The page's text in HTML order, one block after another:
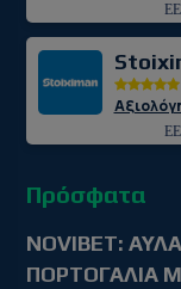
Πρόσφατα
NOVIBET:
ΠΟΡΤΟΓΑΛΙΑ